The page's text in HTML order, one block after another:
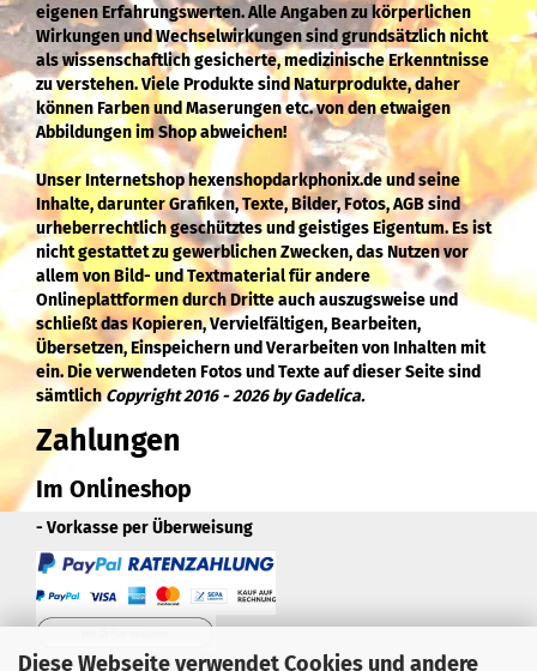
Diese Webseite verwendet Cookies und andere
eigenen Erfahrungswerten. Alle Angaben zu körperlichen
Wirkungen und Wechselwirkungen sind grundsätzlich nicht
als wissenschaftlich gesicherte, medizinische Erkenntnisse
zu verstehen. Viele Produkte sind Naturprodukte, daher
können Farben und Maserungen etc. von den etwaigen
Abbildungen im Shop abweichen!
Unser Internetshop hexenshopdarkphonix.de und seine
Inhalte, darunter Grafiken, Texte, Bilder, Fotos, AGB sind
urheberrechtlich geschütztes und geistiges Eigentum. Es ist
nicht gestattet zu gewerblichen Zwecken, das Nutzen vor
allem von Bild- und Textmaterial für andere
Onlineplattformen durch Dritte auch auszugsweise und
schließt das Kopieren, Vervielfältigen, Bearbeiten,
Übersetzen, Einspeichern und Verarbeiten von Inhalten mit
ein. Die verwendeten Fotos und Texte auf dieser Seite sind
sämtlichCopyright 2016 - 2026 by Gadelica.
Zahlungen
Im Onlineshop
- Vorkasse per Überweisung